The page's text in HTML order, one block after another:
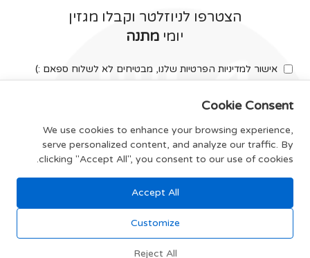
הצטרפו לניוזלטר וקבלו מגזין
יומי מתנה
אישור למדיניות הפרטיות שלנו, מבטיחים לא לשלוח ספאם :)
צרפו אותי
תקנון האתר
Cookie Consent
We use cookies to enhance your browsing experience,
serve personalized content, and analyze our traffic. By
clicking "Accept All", you consent to our use of cookies.
Accept All
Customize
Reject All